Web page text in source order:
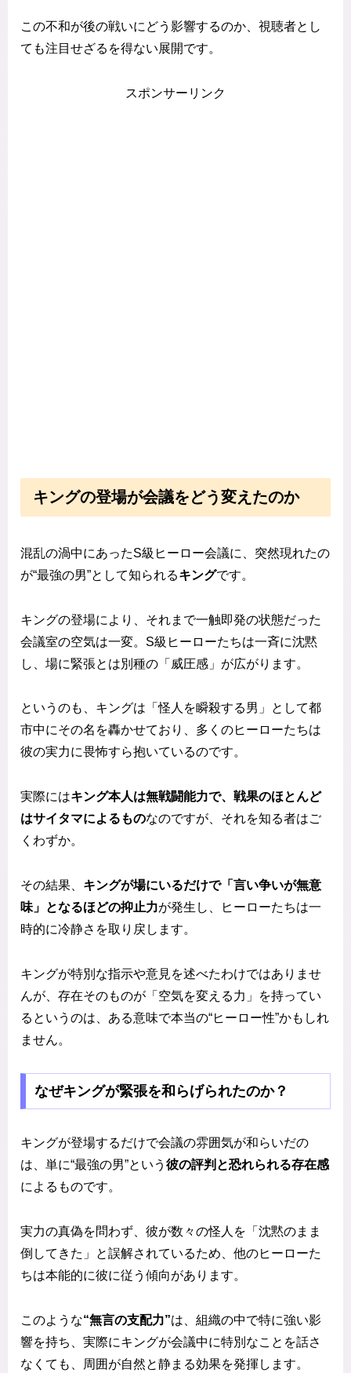
この不和が後の戦いにどう影響するのか、視聴者とし
ても注目せざるを得ない展開です。
スポンサーリンク
キングの登場が会議をどう変えたのか
混乱の渦中にあったS級ヒーロー会議に、突然現れたの
が“最強の男”として知られるキングです。
キングの登場により、それまで一触即発の状態だった
会議室の空気は一変。S級ヒーローたちは一斉に沈黙
し、場に緊張とは別種の「威圧感」が広がります。
というのも、キングは「怪人を瞬殺する男」として都
市中にその名を轟かせており、多くのヒーローたちは
彼の実力に畏怖すら抱いているのです。
実際にはキング本人は無戦闘能力で、戦果のほとんど
はサイタマによるものなのですが、それを知る者はご
くわずか。
その結果、 キングが場にいるだけで「言い争いが無意
味」となるほどの抑止力が発生し、ヒーローたちは一
時的に冷静さを取り戻します。
キングが特別な指示や意見を述べたわけではありませ
んが、存在そのものが「空気を変える力」を持ってい
るというのは、ある意味で本当の“ヒーロー性”かもしれ
ません。
なぜキングが緊張を和らげられたのか？
キングが登場するだけで会議の雰囲気が和らいだの
は、単に“最強の男”という 彼の評判と恐れられる存在感
によるものです。
実力の真偽を問わず、彼が数々の怪人を「沈黙のまま
倒してきた」と誤解されているため、他のヒーローた
ちは本能的に彼に従う傾向があります。
このような“無言の支配力”は、組織の中で特に強い影
響を持ち、実際にキングが会議中に特別なことを話さ
なくても、周囲が自然と静まる効果を発揮します。